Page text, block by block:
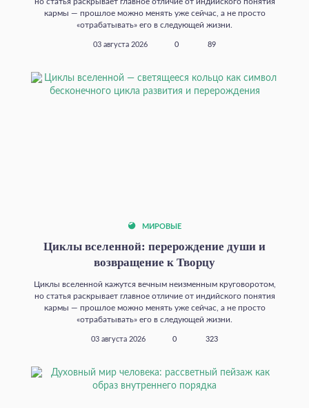
кармы — прошлое можно менять уже сейчас, а не просто
«отрабатывать» его в следующей жизни.
03 августа 2026 0 89
МИРОВЫЕ
Циклы вселенной: перерождение души и
возвращение к Творцу
Циклы вселенной кажутся вечным неизменным круговоротом,
но статья раскрывает главное отличие от индийского понятия
кармы — прошлое можно менять уже сейчас, а не просто
«отрабатывать» его в следующей жизни.
03 августа 2026 0 323